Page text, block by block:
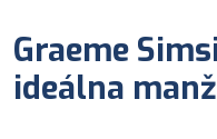
Graeme
ideálna